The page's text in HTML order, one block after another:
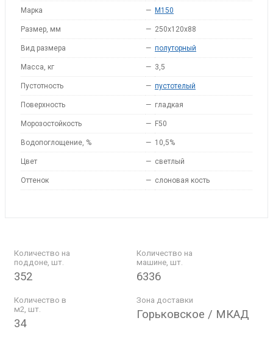
Марка — M150
Размер, мм — 250x120x88
Вид размера — полуторный
Масса, кг — 3,5
Пустотность — пустотелый
Поверхность — гладкая
Морозостойкость — F50
Водопоглощение, % — 10,5%
Цвет — светлый
Оттенок — слоновая кость
Количество на
поддоне, шт.
352
Количество на
машине, шт.
6336
Количество в
м2, шт.
34
Зона доставки
Горьковское / МКАД